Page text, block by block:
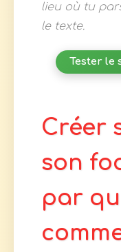
lieu où tu
le texte.
Tester le
Créer
son
par